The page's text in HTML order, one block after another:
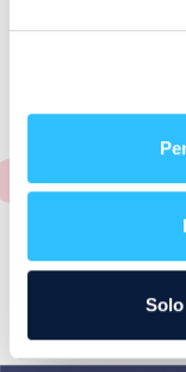
cada una de
también un plano
consultar o el